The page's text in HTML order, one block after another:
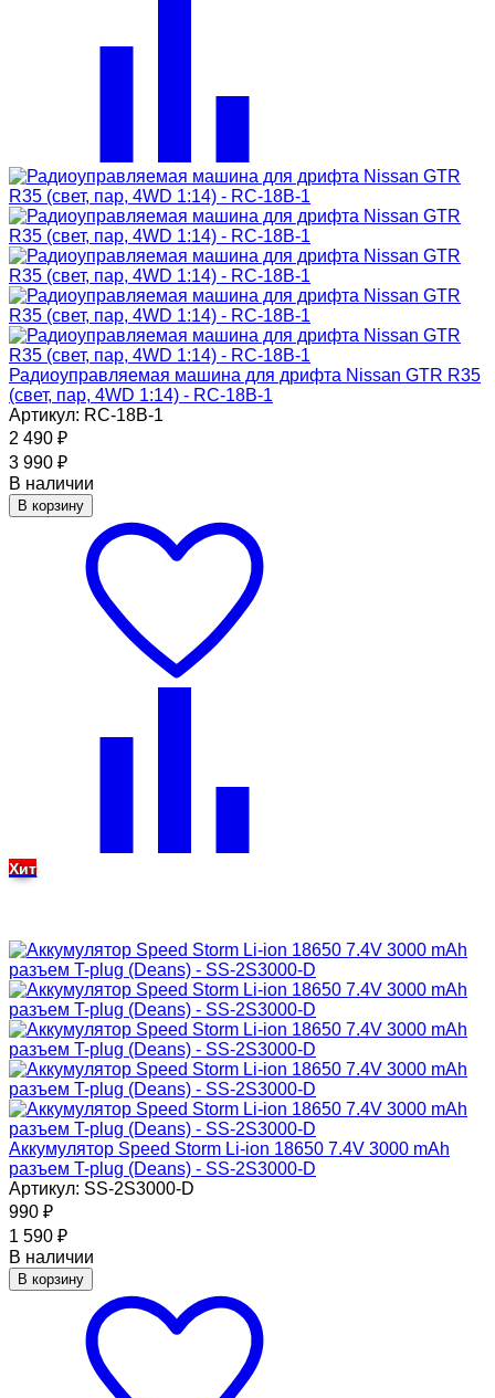
Радиоуправляемая машина для дрифта Nissan GTR R35
(свет, пар, 4WD 1:14) - RC-18B-1
Артикул: RC-18B-1
2 490 ₽
3 990 ₽
В наличии
В корзину
Хит
Аккумулятор Speed Storm Li-ion 18650 7.4V 3000 mAh
разъем T-plug (Deans) - SS-2S3000-D
Артикул: SS-2S3000-D
990 ₽
1 590 ₽
В наличии
В корзину